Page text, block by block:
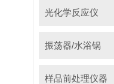
光化学反应仪
振荡器/水浴锅
样品前处理仪器